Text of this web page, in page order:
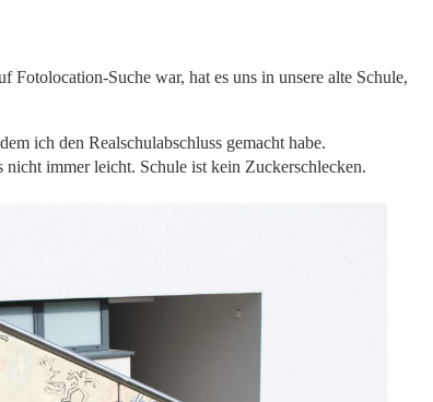
Fotolocation-Suche war, hat es uns in unsere alte Schule,
ich den Realschulabschluss gemacht habe.
immer leicht. Schule ist kein Zuckerschlecken.